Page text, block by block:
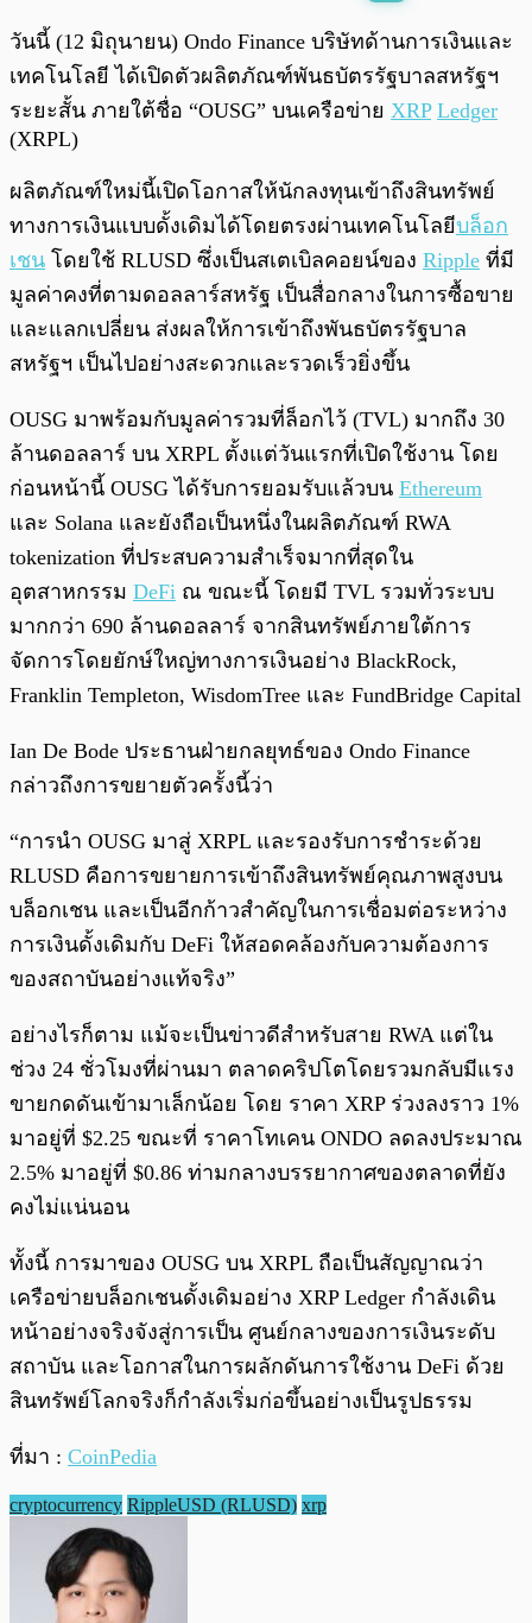
พร้อมเล่น /0:00
วันนี้ (12 มิถุนายน) Ondo Finance บริษัทด้านการเงินและ
เทคโนโลยี ได้เปิดตัวผลิตภัณฑ์พันธบัตรรัฐบาลสหรัฐฯ
ระยะสั้น ภายใต้ชื่อ “OUSG” บนเครือข่าย XRP Ledger
(XRPL)
ผลิตภัณฑ์ใหม่นี้เปิดโอกาสให้นักลงทุนเข้าถึงสินทรัพย์
ทางการเงินแบบดั้งเดิมได้โดยตรงผ่านเทคโนโลยีบล็อก
เชน โดยใช้ RLUSD ซึ่งเป็นสเตเบิลคอยน์ของ Ripple ที่มี
มูลค่าคงที่ตามดอลลาร์สหรัฐ เป็นสื่อกลางในการซื้อขาย
และแลกเปลี่ยน ส่งผลให้การเข้าถึงพันธบัตรรัฐบาล
สหรัฐฯ เป็นไปอย่างสะดวกและรวดเร็วยิ่งขึ้น
OUSG มาพร้อมกับมูลค่ารวมที่ล็อกไว้ (TVL) มากถึง 30
ล้านดอลลาร์ บน XRPL ตั้งแต่วันแรกที่เปิดใช้งาน โดย
ก่อนหน้านี้ OUSG ได้รับการยอมรับแล้วบน Ethereum
และ Solana และยังถือเป็นหนึ่งในผลิตภัณฑ์ RWA
tokenization ที่ประสบความสำเร็จมากที่สุดใน
อุตสาหกรรม DeFi ณ ขณะนี้ โดยมี TVL รวมทั่วระบบ
มากกว่า 690 ล้านดอลลาร์ จากสินทรัพย์ภายใต้การ
จัดการโดยยักษ์ใหญ่ทางการเงินอย่าง BlackRock,
Franklin Templeton, WisdomTree และ FundBridge Capital
Ian De Bode ประธานฝ่ายกลยุทธ์ของ Ondo Finance
กล่าวถึงการขยายตัวครั้งนี้ว่า
“การนำ OUSG มาสู่ XRPL และรองรับการชำระด้วย
RLUSD คือการขยายการเข้าถึงสินทรัพย์คุณภาพสูงบน
บล็อกเชน และเป็นอีกก้าวสำคัญในการเชื่อมต่อระหว่าง
การเงินดั้งเดิมกับ DeFi ให้สอดคล้องกับความต้องการ
ของสถาบันอย่างแท้จริง”
อย่างไรก็ตาม แม้จะเป็นข่าวดีสำหรับสาย RWA แต่ใน
ช่วง 24 ชั่วโมงที่ผ่านมา ตลาดคริปโตโดยรวมกลับมีแรง
ขายกดดันเข้ามาเล็กน้อย โดย ราคา XRP ร่วงลงราว 1%
มาอยู่ที่ $2.25 ขณะที่ ราคาโทเคน ONDO ลดลงประมาณ
2.5% มาอยู่ที่ $0.86 ท่ามกลางบรรยากาศของตลาดที่ยัง
คงไม่แน่นอน
ทั้งนี้ การมาของ OUSG บน XRPL ถือเป็นสัญญาณว่า
เครือข่ายบล็อกเชนดั้งเดิมอย่าง XRP Ledger กำลังเดิน
หน้าอย่างจริงจังสู่การเป็น ศูนย์กลางของการเงินระดับ
สถาบัน และโอกาสในการผลักดันการใช้งาน DeFi ด้วย
สินทรัพย์โลกจริงก็กำลังเริ่มก่อขึ้นอย่างเป็นรูปธรรม
ที่มา : CoinPedia
cryptocurrency RippleUSD (RLUSD) xrp